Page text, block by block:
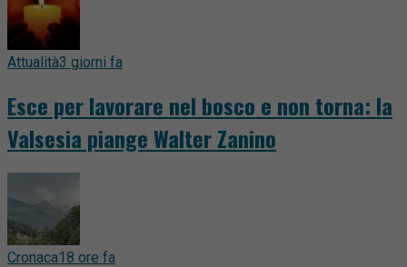
Attualità3 giorni fa
Esce per lavorare nel bosco e non torna: la
Valsesia piange Walter Zanino
Cronaca18 ore fa